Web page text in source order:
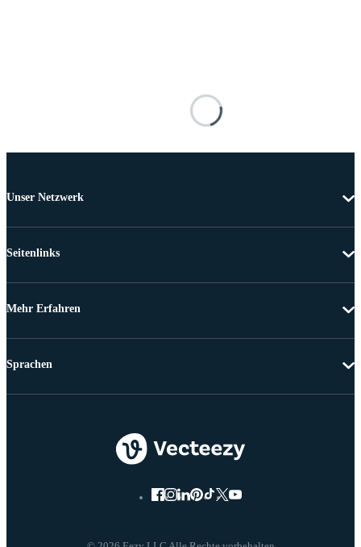
Unser Netzwerk
Seitenlinks
Mehr Erfahren
Sprachen